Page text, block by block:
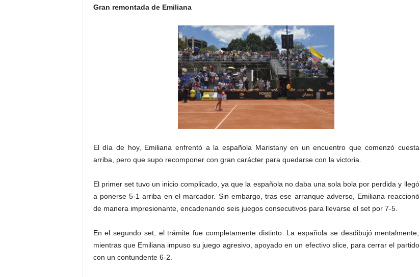
Gran remontada de Emiliana
El día de hoy, Emiliana enfrentó a la española Maristany en un encuentro que comenzó cuesta
arriba, pero que supo recomponer con gran carácter para quedarse con la victoria.
El primer set tuvo un inicio complicado, ya que la española no daba una sola bola por perdida y llegó
a ponerse 5-1 arriba en el marcador. Sin embargo, tras ese arranque adverso, Emiliana reaccionó
de manera impresionante, encadenando seis juegos consecutivos para llevarse el set por 7-5.
En el segundo set, el trámite fue completamente distinto. La española se desdibujó mentalmente,
mientras que Emiliana impuso su juego agresivo, apoyado en un efectivo slice, para cerrar el partido
con un contundente 6-2.